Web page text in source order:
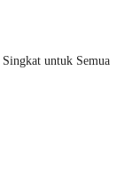
untuk Semua